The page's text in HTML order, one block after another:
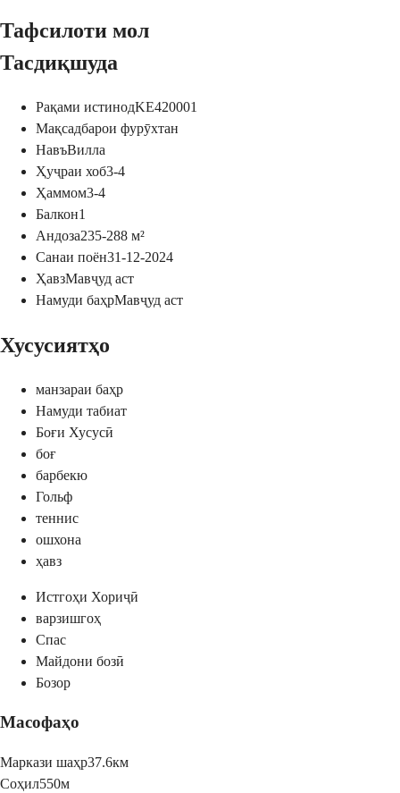
Тафсилоти мол
Тасдиқшуда
Рақами истинодKE420001
Мақсадбарои фурӯхтан
НавъВилла
Ҳуҷраи хоб3-4
Ҳаммом3-4
Балкон1
Андоза235-288 м²
Санаи поён31-12-2024
ҲавзМавҷуд аст
Намуди баҳрМавҷуд аст
Хусусиятҳо
манзараи баҳр
Намуди табиат
Боғи Хусусӣ
боғ
барбекю
Гольф
теннис
ошхона
ҳавз
Истгоҳи Хориҷӣ
варзишгоҳ
Спас
Майдони бозӣ
Бозор
Масофаҳо
Маркази шаҳр37.6км
Соҳил550м